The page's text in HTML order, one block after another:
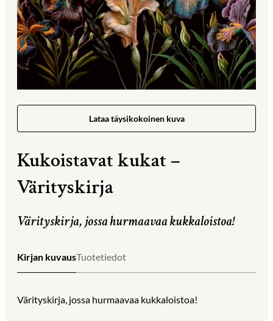
Lataa täysikokoinen kuva
Kukoistavat kukat –
Värityskirja
Värityskirja, jossa hurmaavaa kukkaloistoa!
Kirjan kuvausTuotetiedot
Värityskirja, jossa hurmaavaa kukkaloistoa!